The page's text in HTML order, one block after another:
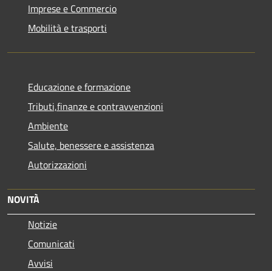
Imprese e Commercio
Mobilità e trasporti
Educazione e formazione
Tributi,finanze e contravvenzioni
Ambiente
Salute, benessere e assistenza
Autorizzazioni
NOVITÀ
Notizie
Comunicati
Avvisi